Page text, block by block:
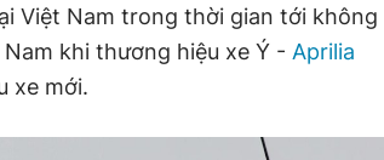
Việt Nam trong thời gian tới không
khi thương hiệu xe Ý - Aprilia
xe mới.